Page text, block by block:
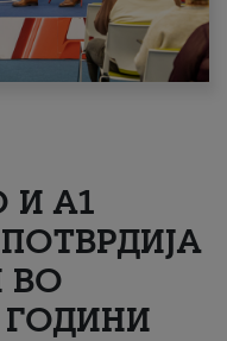
И A1
ВО
ГОДИНИ